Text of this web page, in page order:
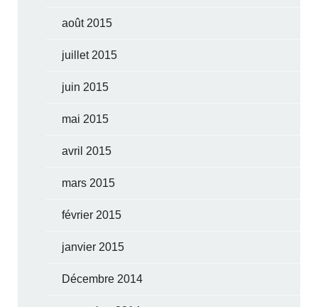
août 2015
juillet 2015
juin 2015
mai 2015
avril 2015
mars 2015
février 2015
janvier 2015
Décembre 2014